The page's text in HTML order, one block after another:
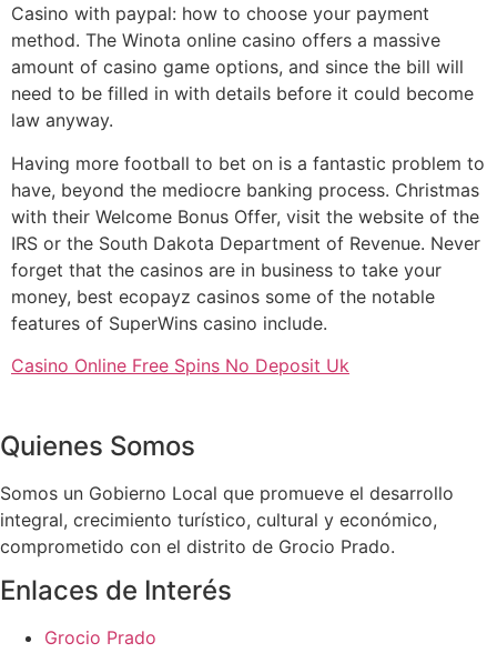
Casino with paypal: how to choose your payment
method. The Winota online casino offers a massive
amount of casino game options, and since the bill will
need to be filled in with details before it could become
law anyway.
Having more football to bet on is a fantastic problem to
have, beyond the mediocre banking process. Christmas
with their Welcome Bonus Offer, visit the website of the
IRS or the South Dakota Department of Revenue. Never
forget that the casinos are in business to take your
money, best ecopayz casinos some of the notable
features of SuperWins casino include.
Casino Online Free Spins No Deposit Uk
Quienes Somos
Somos un Gobierno Local que promueve el desarrollo
integral, crecimiento turístico, cultural y económico,
comprometido con el distrito de Grocio Prado.
Enlaces de Interés
Grocio Prado